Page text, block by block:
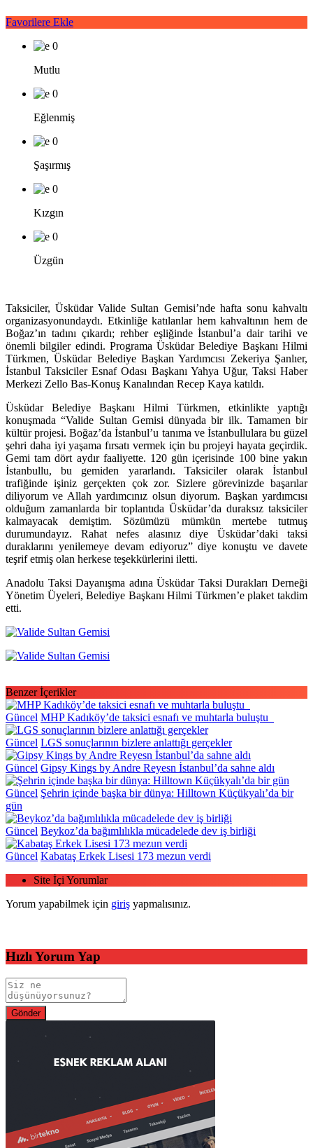
Favorilere Ekle
0
Mutlu
0
Eğlenmiş
0
Şaşırmış
0
Kızgın
0
Üzgün
Taksiciler, Üsküdar Valide Sultan Gemisi’nde hafta sonu kahvaltı
organizasyonundaydı. Etkinliğe katılanlar hem kahvaltının hem de
Boğaz’ın tadını çıkardı; rehber eşliğinde İstanbul’a dair tarihi ve
önemli bilgiler edindi. Programa Üsküdar Belediye Başkanı Hilmi
Türkmen, Üsküdar Belediye Başkan Yardımcısı Zekeriya Şanlıer,
İstanbul Taksiciler Esnaf Odası Başkanı Yahya Uğur, Taksi Haber
Merkezi Zello Bas-Konuş Kanalından Recep Kaya katıldı.
Üsküdar Belediye Başkanı Hilmi Türkmen, etkinlikte yaptığı
konuşmada “Valide Sultan Gemisi dünyada bir ilk. Tamamen bir
kültür projesi. Boğaz’da İstanbul’u tanıma ve İstanbullulara bu güzel
şehri daha iyi yaşama fırsatı vermek için bu projeyi hayata geçirdik.
Gemi tam dört aydır faaliyette. 120 gün içerisinde 100 bine yakın
İstanbullu, bu gemiden yararlandı. Taksiciler olarak İstanbul
trafiğinde işiniz gerçekten çok zor. Sizlere görevinizde başarılar
diliyorum ve Allah yardımcınız olsun diyorum. Başkan yardımcısı
olduğum zamanlarda bir toplantıda Üsküdar’da duraksız taksiciler
kalmayacak demiştim. Sözümüzü mümkün mertebe tutmuş
durumundayız. Rahat nefes alasınız diye Üsküdar’daki taksi
duraklarını yenilemeye devam ediyoruz” diye konuştu ve davete
teşrif etmiş olan herkese teşekkürlerini iletti.
Anadolu Taksi Dayanışma adına Üsküdar Taksi Durakları Derneği
Yönetim Üyeleri, Belediye Başkanı Hilmi Türkmen’e plaket takdim
etti.
Benzer İçerikler
Güncel MHP Kadıköy’de taksici esnafı ve muhtarla buluştu
Güncel LGS sonuçlarının bizlere anlattığı gerçekler
Güncel Gipsy Kings by Andre Reyesn İstanbul’da sahne aldı
Güncel Şehrin içinde başka bir dünya: Hilltown Küçükyalı’da bir
gün
Güncel Beykoz’da bağımlılıkla mücadelede dev iş birliği
Güncel Kabataş Erkek Lisesi 173 mezun verdi
Site İçi Yorumlar
Yorum yapabilmek için giriş yapmalısınız.
Hızlı Yorum Yap